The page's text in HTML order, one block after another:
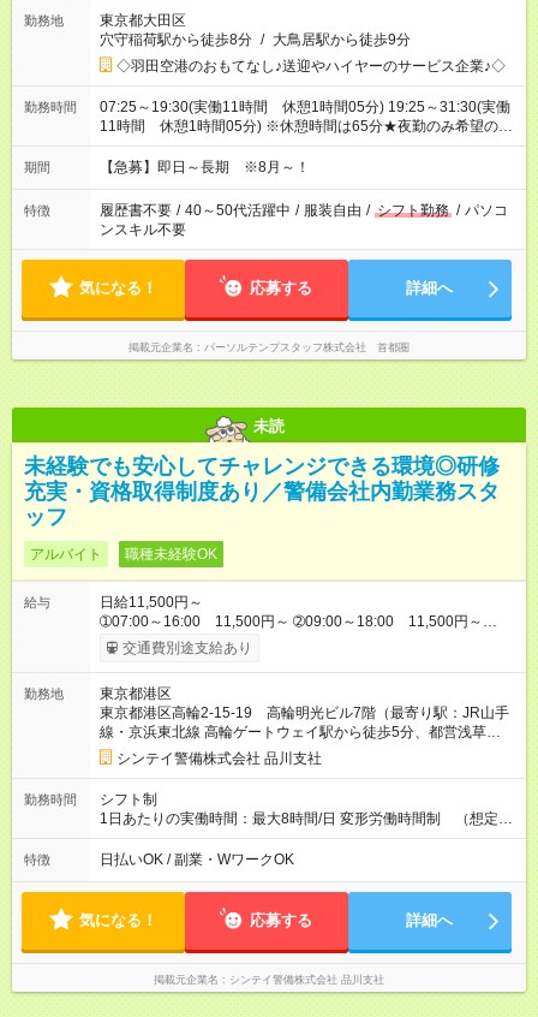
勤務地
東京都大田区
穴守稲荷駅から徒歩8分 / 大鳥居駅から徒歩9分
◇羽田空港のおもてなし♪送迎やハイヤーのサービス企業♪◇
勤務時間
07:25～19:30(実働11時間 休憩1時間05分) 19:25～31:30(実働
11時間 休憩1時間05分) ※休憩時間は65分★夜勤のみ希望の方
もご相談ください！
期間 【急募】即日～長期 ※8月～！
特徴 履歴書不要 / 40～50代活躍中 / 服装自由 / シフト勤務 / パソコ
ンスキル不要
気になる！ 応募する 詳細へ
掲載元企業名 パーソルテンプスタッフ株式会社 首都圏
未読
未経験でも安心してチャレンジできる環境◎研修
充実・資格取得制度あり／警備会社内勤業務スタ
ッフ
アルバイト 職種未経験OK
給与
日給11,500円～
➀07:00～16:00 11,500円～ ➁09:00～18:00 11,500円～
➂13:00～22:00 11,500円～ ※他時間帯のお仕事もございま
す。 入社当初は上記からスタートとなります。 その後、警備検
交通費別途支給あり
勤務地
東京都港区
東京都港区高輪2-15-19 高輪明光ビル7階（最寄り駅：JR山手
線・京浜東北線 高輪ゲートウェイ駅から徒歩5分、都営浅草
線 泉岳寺駅から徒歩3分）
シンテイ警備株式会社 品川支社
勤務時間
シフト制
1日あたりの実働時間：最大8時間/日 変形労働時間制 （想定労
働時間 172時間/月） 【シフト例】 ➀07:00～16:00 （実働8
時間・休憩1時間） ➁09:00～18:00 （実働8時間・休憩1時
特徴 日払いOK / 副業・WワークOK
気になる！ 応募する 詳細へ
掲載元企業名 シンテイ警備株式会社 品川支社